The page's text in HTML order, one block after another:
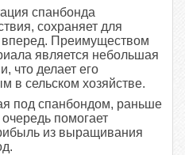
спанбонда
сохраняет для
вперед. Преимуществом
является небольшая
что делает его
в сельском хозяйстве.
под спанбондом, раньше
помогает
из выращивания